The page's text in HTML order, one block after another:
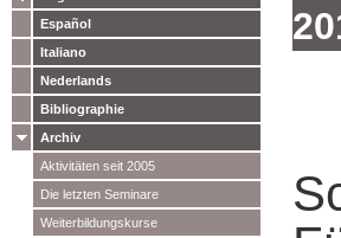
Español
Italiano
Nederlands
Bibliographie
Archiv
Aktivitäten seit 2005
Die letzten Seminare
Weiterbildungskurse